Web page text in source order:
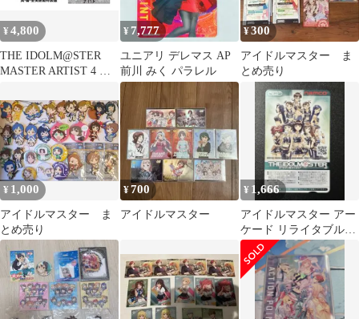
¥4,800
THE IDOLM@STER
MASTER ARTIST 4 連
¥ 7,777
ユニアリ デレマス AP
前川 みく パラレル
¥300
アイドルマスター ま
とめ売り
¥ 1,000
アイドルマスター ま
とめ売り
¥700
アイドルマスター
¥ 1,666
アイドルマスター アー
ケード リライタブルカ
ード No.10 全員集合